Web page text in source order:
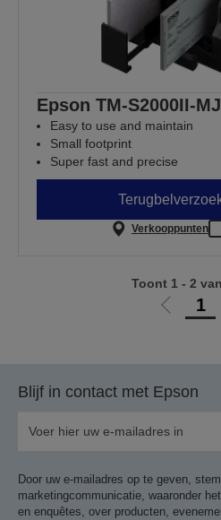
Epson TM-S2000II-
Easy to use and maintain
Small footprint
Super fast and precise
Verkooppunten
Ga
1
Toont 1 - 2
Blijf in contact met Epson
Door uw e-mailadres op te geven,
marketingcommunicatie, waaronder
en enquêtes, over producten,